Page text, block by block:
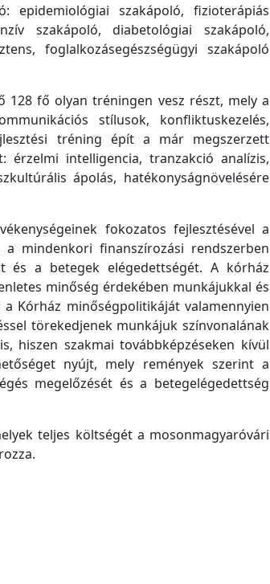
epidemiológiai szakápoló, fizioterápiás
szakápoló, diabetológiai szakápoló,
foglalkozásegészségügyi szakápoló
128 fő olyan tréningen vesz részt, mely a
stílusok, konfliktuskezelés,
tréning épít a már megszerzett
érzelmi intelligencia, tranzakció analízis,
ápolás, hatékonyságnövelésére
fokozatos fejlesztésével a
mindenkori finanszírozási rendszerben
és a betegek elégedettségét. A kórház
minőség érdekében munkájukkal és
Kórház minőségpolitikáját valamennyien
törekedjenek munkájuk színvonalának
hiszen szakmai továbbképzéseken kívül
nyújt, mely remények szerint a
megelőzését és a betegelégedettség
teljes költségét a mosonmagyaróvári